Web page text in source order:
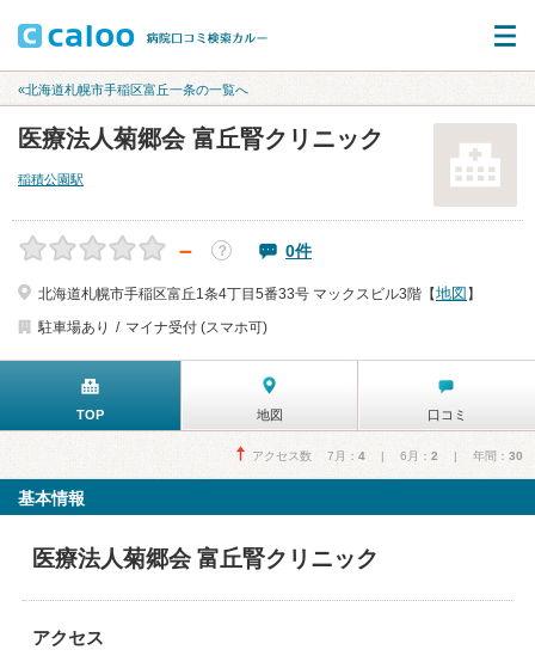
«北海道札幌市手稲区富丘一条の一覧へ
医療法人菊郷会 富丘腎クリニック
稲積公園駅
－ ？ 0件
北海道札幌市手稲区富丘1条4丁目5番33号 マックスビル3階【地図 】
駐車場あり
マイナ受付 (スマホ可)
TOP 地図 口コミ
アクセス数 7月： 4 | 6月： 2 | 年間： 30
基本情報
医療法人菊郷会 富丘腎クリニック
アクセス